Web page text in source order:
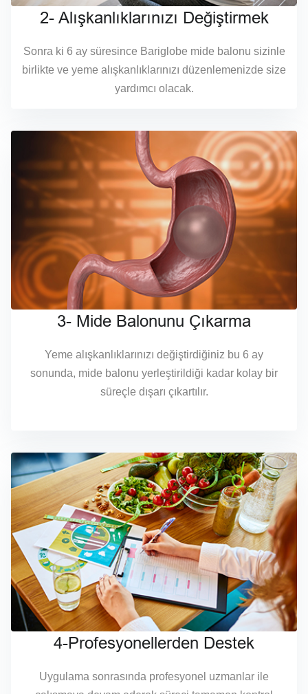
2- Alışkanlıklarınızı Değiştirmek
Sonra ki 6 ay süresince Bariglobe mide balonu sizinle
birlikte ve yeme alışkanlıklarınızı düzenlemenizde size
yardımcı olacak.
3- Mide Balonunu Çıkarma
Yeme alışkanlıklarınızı değiştirdiğiniz bu 6 ay
sonunda, mide balonu yerleştirildiği kadar kolay bir
süreçle dışarı çıkartılır.
4-Profesyonellerden Destek
Uygulama sonrasında profesyonel uzmanlar ile